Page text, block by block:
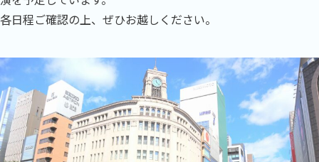
各日程ご確認の上、ぜひお越しください。